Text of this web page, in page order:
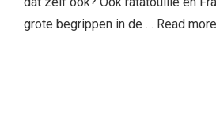
grote begrippen in de … Read more